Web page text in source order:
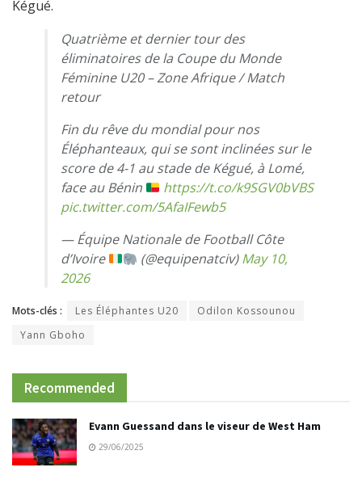
Kégué.
Quatrième et dernier tour des
éliminatoires de la Coupe du Monde
Féminine U20 – Zone Afrique / Match
retour
Fin du rêve du mondial pour nos
Éléphanteaux, qui se sont inclinées sur le
score de 4-1 au stade de Kégué, à Lomé,
face au Bénin
https://t.co/k9SGV0bVBS
pic.twitter.com/5AfaIFewb5
— Équipe Nationale de Football Côte
d’Ivoire
(@equipenatciv)May 10,
2026
Mots-clés : Les Éléphantes U20
Odilon Kossounou
Yann Gboho
Recommended
Evann Guessand dans le viseur de West Ham
29/06/2025